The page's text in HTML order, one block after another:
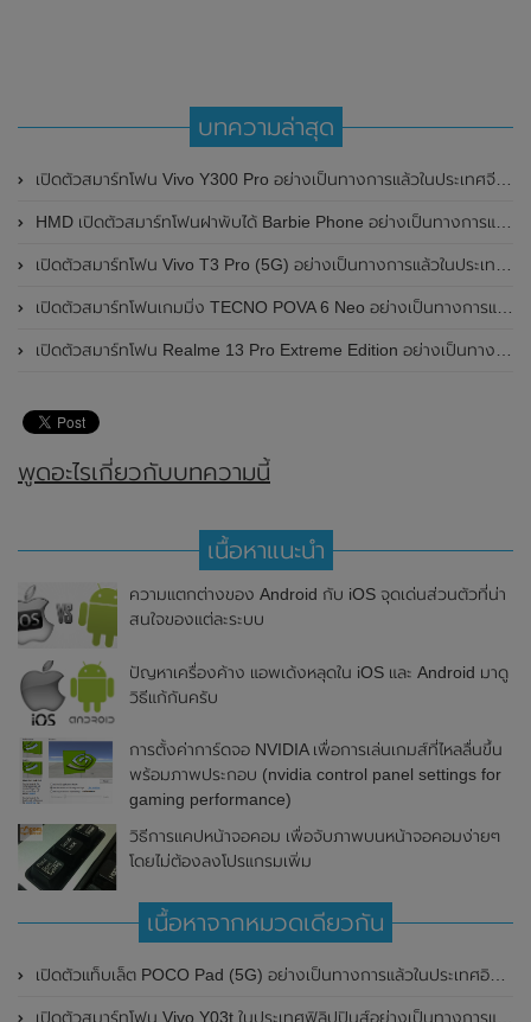
บทความล่าสุด
เปิดตัวสมาร์ทโฟน Vivo Y300 Pro อย่างเป็นทางการแล้วในประเทศจีน มาพร้อมดีไซน์พรีเมี่ยม ทนทาน และแบตเตอรี่สุดอึดขนาดใหญ่ 6,500mAh พร้อมรองรับการชาร์จไว 80W
HMD เปิดตัวสมาร์ทโฟนฝาพับได้ Barbie Phone อย่างเป็นทางการแล้ว มาพร้อมธีมสีชมพูสดใส
เปิดตัวสมาร์ทโฟน Vivo T3 Pro (5G) อย่างเป็นทางการแล้วในประเทศอินเดีย
เปิดตัวสมาร์ทโฟนเกมมิ่ง TECNO POVA 6 Neo อย่างเป็นทางการแล้วในประเทศไทย ในราคา 8,499 บาท
เปิดตัวสมาร์ทโฟน Realme 13 Pro Extreme Edition อย่างเป็นทางการแล้วในประเทศจีน
พูดอะไรเกี่ยวกับบทความนี้
เนื้อหาแนะนำ
ความแตกต่างของ Android กับ iOS จุดเด่นส่วนตัวที่น่า
สนใจของแต่ละระบบ
ปัญหาเครื่องค้าง แอพเด้งหลุดใน iOS และ Android มาดู
วิธีแก้กันครับ
การตั้งค่าการ์ดจอ NVIDIA เพื่อการเล่นเกมส์ที่ไหลลื่นขึ้น
พร้อมภาพประกอบ (nvidia control panel settings for
gaming performance)
วิธีการแคปหน้าจอคอม เพื่อจับภาพบนหน้าจอคอมง่ายๆ
โดยไม่ต้องลงโปรแกรมเพิ่ม
เนื้อหาจากหมวดเดียวกัน
เปิดตัวแท็บเล็ต POCO Pad (5G) อย่างเป็นทางการแล้วในประเทศอินเดีย มาพร้อมชิปเซ็ต Snapdragon 7s Gen 2 ของ Qualcomm และรองรับเครือข่าย 5G
เปิดตัวสมาร์ทโฟน Vivo Y03t ในประเทศฟิลิปปินส์อย่างเป็นทางการแล้ว มาพร้อมชิปเซ็ต Unisoc T612 , กล้องหลัง ความละเอียด 13MP , แบตเตอรี่ 5,000mAh และหน้าจอแสดงผล LCD / 90Hz